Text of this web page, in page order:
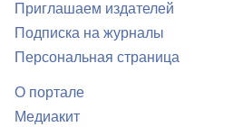
Приглашаем издателей
Подписка на журналы
Персональная страница
О портале
Медиакит